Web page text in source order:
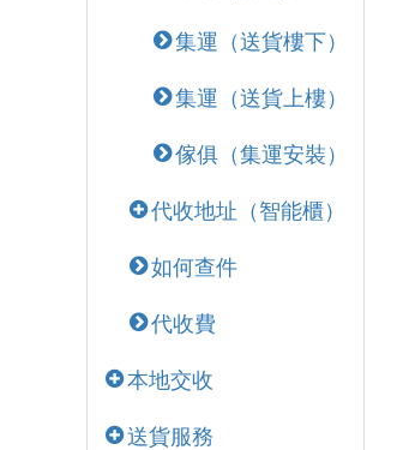
集運（送貨樓下）
集運（送貨上樓）
傢俱（集運安裝）
代收地址（智能櫃）
如何查件
代收費
本地交收
送貨服務